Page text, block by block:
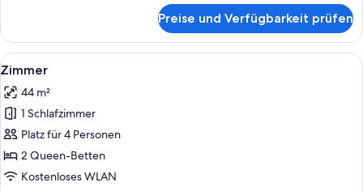
1 King-
Bett
Preise und Verfügbarkeit prüfen
Alle
Fotos
für
Zimmer
anzeigen
Ein Hotelzimmer mit zwei Betten,
3
Zimmer
44 m²
1 Schlafzimmer
Platz für 4 Personen
2 Queen-Betten
Kostenloses WLAN